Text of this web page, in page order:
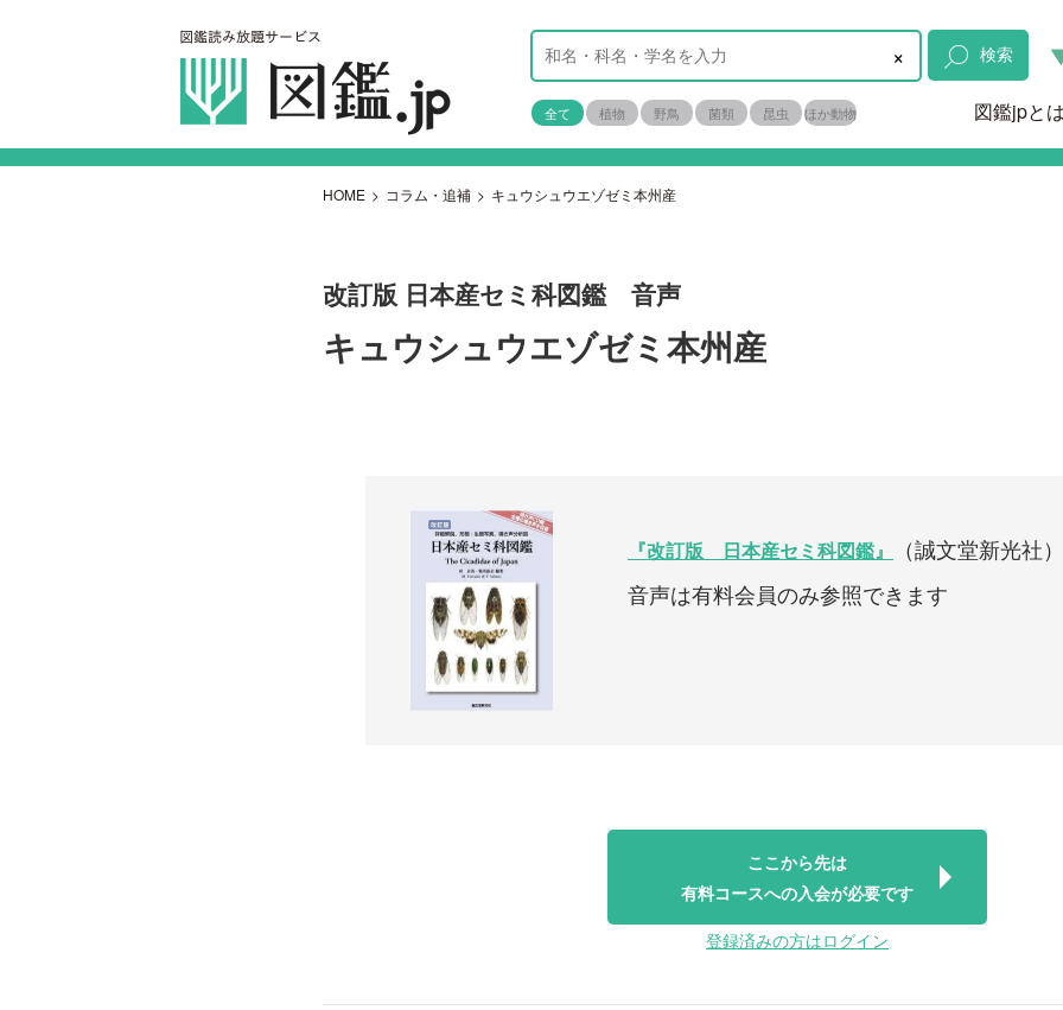
× 検索
全て 植物 野鳥 菌類 昆虫 ほか動物 図鑑jpと
HOME > コラム・追補 > キュウシュウエゾゼミ本州産
改訂版 日本産セミ科図鑑 音声
キュウシュウエゾゼミ本州産
『改訂版 日本産セミ科図鑑』
（誠文堂新光社
音声は有料会員のみ参照できます
ここから先は
有料コースへの入会が必要です
登録済みの方はログイン